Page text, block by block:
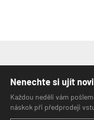
Nenechte si ujít
Každou neděli vám
náskok při předprodeji